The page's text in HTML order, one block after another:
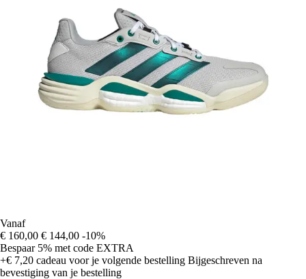
Vanaf
€ 160,00 € 144,00 -10%
Bespaar 5% met code EXTRA
+€ 7,20 cadeau voor je volgende bestelling Bijgeschreven na
bevestiging van je bestelling